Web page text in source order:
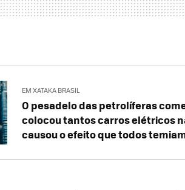
EM XATAKA BRASIL
O pesadelo das petrolíferas
colocou tantos carros elétricos
causou o efeito que todos